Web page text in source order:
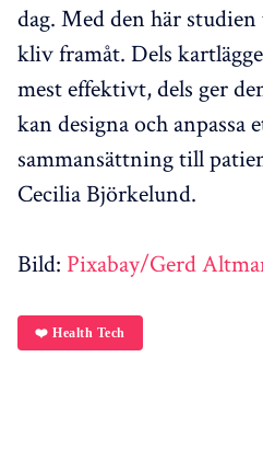
dag. Med den här
kliv framåt. Dels
mest effektivt, dels ger
kan designa och anpassa
sammansättning till
Cecilia Björkelund.
Bild: Pixabay/Gerd
❤️ Health Tech